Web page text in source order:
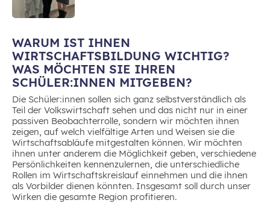
WARUM IST IHNEN
WIRTSCHAFTSBILDUNG WICHTIG?
WAS MÖCHTEN SIE IHREN
SCHÜLER:INNEN MITGEBEN?
Die Schüler:innen sollen sich ganz selbstverständlich als
Teil der Volkswirtschaft sehen und das nicht nur in einer
passiven Beobachterrolle, sondern wir möchten ihnen
zeigen, auf welch vielfältige Arten und Weisen sie die
Wirtschaftsabläufe mitgestalten können. Wir möchten
ihnen unter anderem die Möglichkeit geben, verschiedene
Persönlichkeiten kennenzulernen, die unterschiedliche
Rollen im Wirtschaftskreislauf einnehmen und die ihnen
als Vorbilder dienen könnten. Insgesamt soll durch unser
Wirken die gesamte Region profitieren.